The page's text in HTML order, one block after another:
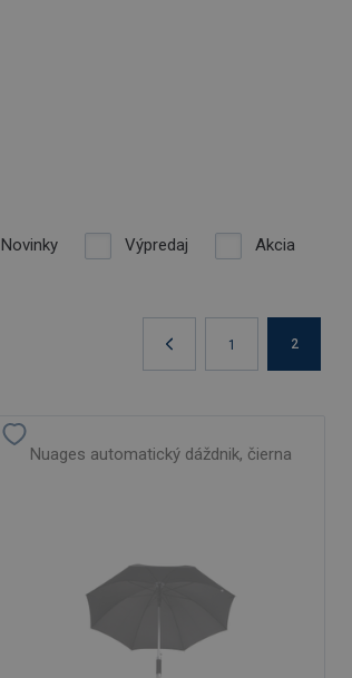
Novinky Výpredaj Akcia
1 2
Nuages automatický dáždnik, čierna